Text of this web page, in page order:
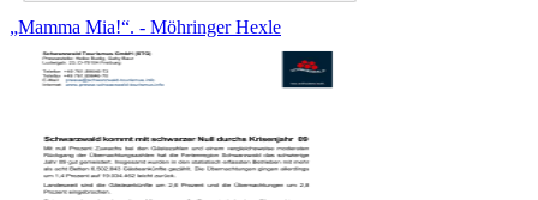
„Mamma Mia!“. - Möhringer Hexle